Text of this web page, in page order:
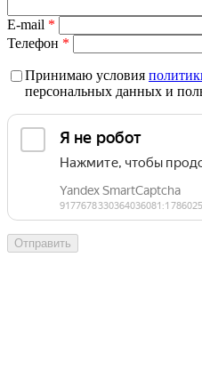
E-mail *
Телефон *
Принимаю условия
персональных данных и